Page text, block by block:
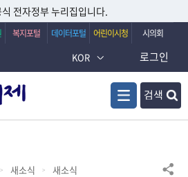
전자정부 누리집입니다.
복지포털 데이터포털 어린이시청
시의회
KOR
검색
로그인
새소식 새소식